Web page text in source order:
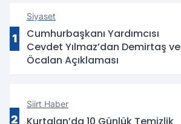
1
Siyaset
Cumhurbaşkanı Yardımcısı
Cevdet Yılmaz’dan Demirtaş ve
Öcalan Açıklaması
2
Siirt Haber